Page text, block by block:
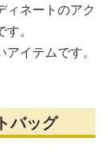
ィネートのアク
。
イテムです。
バッグ